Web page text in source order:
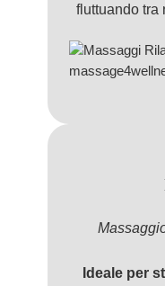
fluttuando tra
Ideale per